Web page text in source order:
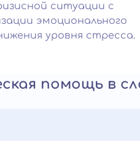
ситуации с
эмоционального
уровня стресса.
помощь в